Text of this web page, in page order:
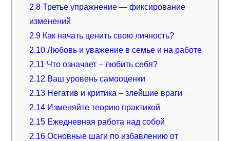
2.8Третье упражнение — фиксирование
изменений
2.9Как начать ценить свою личность?
2.10Любовь и уважение в семье и на работе
2.11 Что означает – любить себя?
2.12 Ваш уровень самооценки
2.13Негатив и критика – злейшие враги
2.14Изменяйте теорию практикой
2.15Ежедневная работа над собой
2.16Основные шаги по избавлению от